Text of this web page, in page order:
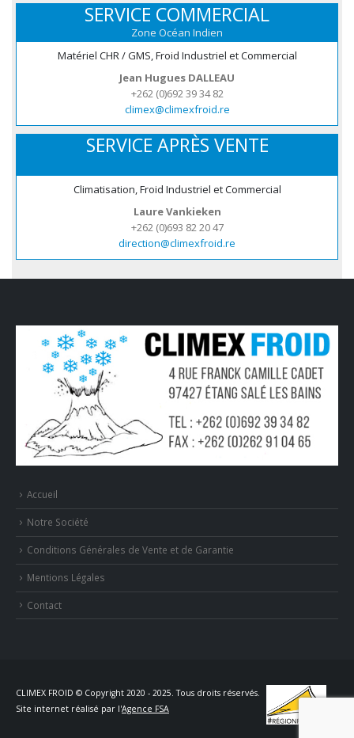
SERVICE COMMERCIAL
Zone Océan Indien
Matériel CHR / GMS, Froid Industriel et Commercial
Jean Hugues DALLEAU
+262 (0)692 39 34 82
climex@climexfroid.re
SERVICE APRÈS VENTE
Climatisation, Froid Industriel et Commercial
Laure Vankieken
+262 (0)693 82 20 47
direction@climexfroid.re
Accueil
Notre Société
Conditions Générales de Vente et de Garantie
Mentions Légales
Contact
CLIMEX FROID © Copyright 2020 - 2025. Tous droits réservés.
Site internet réalisé par l'Agence FSA